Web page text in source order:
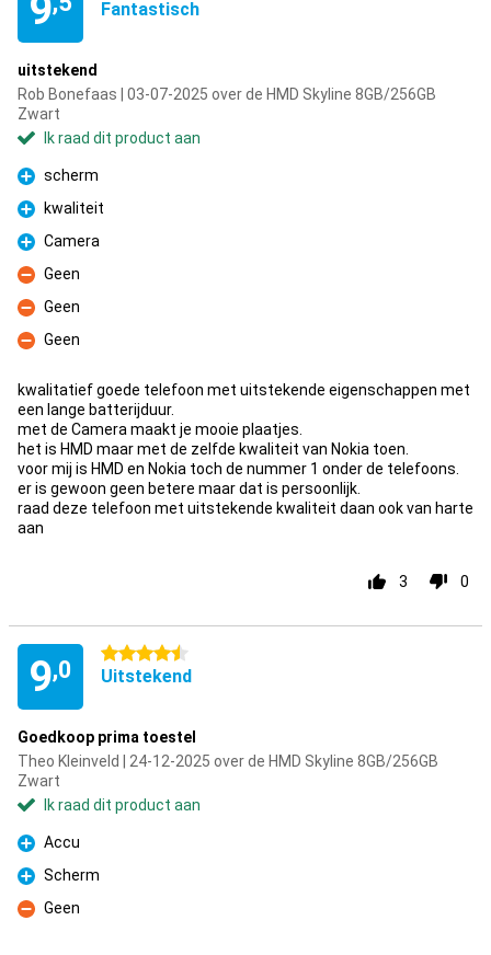
9 Fantastisch
uitstekend
Rob Bonefaas | 03-07-2025 over de HMD Skyline 8GB/256GB
Zwart
Ik raad dit product aan
Pluspunt
scherm
Pluspunt
kwaliteit
Pluspunt
Camera
Minpunt
Geen
Minpunt
Geen
Minpunt
Geen
kwalitatief goede telefoon met uitstekende eigenschappen met
een lange batterijduur.
met de Camera maakt je mooie plaatjes.
het is HMD maar met de zelfde kwaliteit van Nokia toen.
voor mij is HMD en Nokia toch de nummer 1 onder de telefoons.
er is gewoon geen betere maar dat is persoonlijk.
raad deze telefoon met uitstekende kwaliteit daan ook van harte
aan
3 0
9,0
4.5 sterren
Uitstekend
Goedkoop prima toestel
Theo Kleinveld | 24-12-2025 over de HMD Skyline 8GB/256GB
Zwart
Ik raad dit product aan
Pluspunt
Accu
Pluspunt
Scherm
Minpunt
Geen